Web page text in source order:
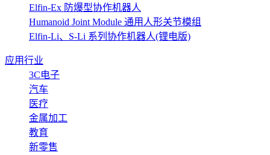
Elfin-Ex 防爆型协作机器人
Humanoid Joint Module 通用人形关节模组
Elfin-Li、S-Li 系列协作机器人(锂电版)
应用行业
3C电子
汽车
医疗
金属加工
教育
新零售